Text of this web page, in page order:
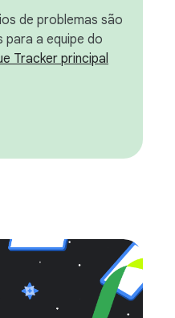
de problemas são
a equipe do
Tracker principal